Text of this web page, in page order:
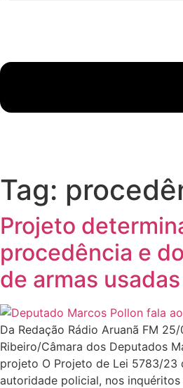
Tag:
Projeto
procedência e
de armas
Da Redação Rádio Aruanã FM
Ribeiro/Câmara dos Deputados
projeto O Projeto de Lei 5783/23
autoridade policial, nos